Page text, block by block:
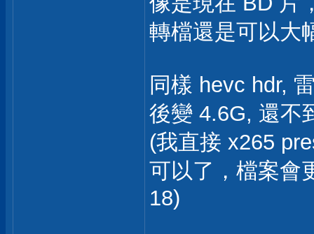
轉檔還是可以大
同樣 hevc hdr,
後變 4.6G, 還不
(我直接 x265
可以了，檔案會
18)